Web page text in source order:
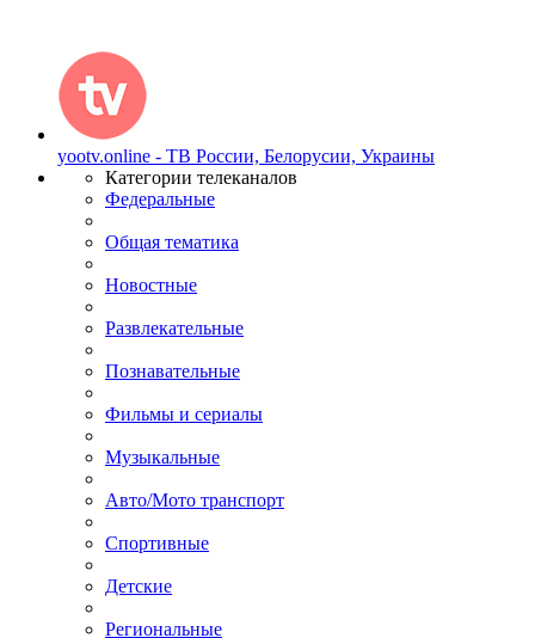
yootv.online - ТВ России, Белорусии, Украины
Категории телеканалов
Федеральные
Общая тематика
Новостные
Развлекательные
Познавательные
Фильмы и сериалы
Музыкальные
Авто/Мото транспорт
Спортивные
Детские
Региональные